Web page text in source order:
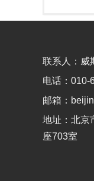
联系人：威
电话：010-
邮箱：
地址：北京
座703室